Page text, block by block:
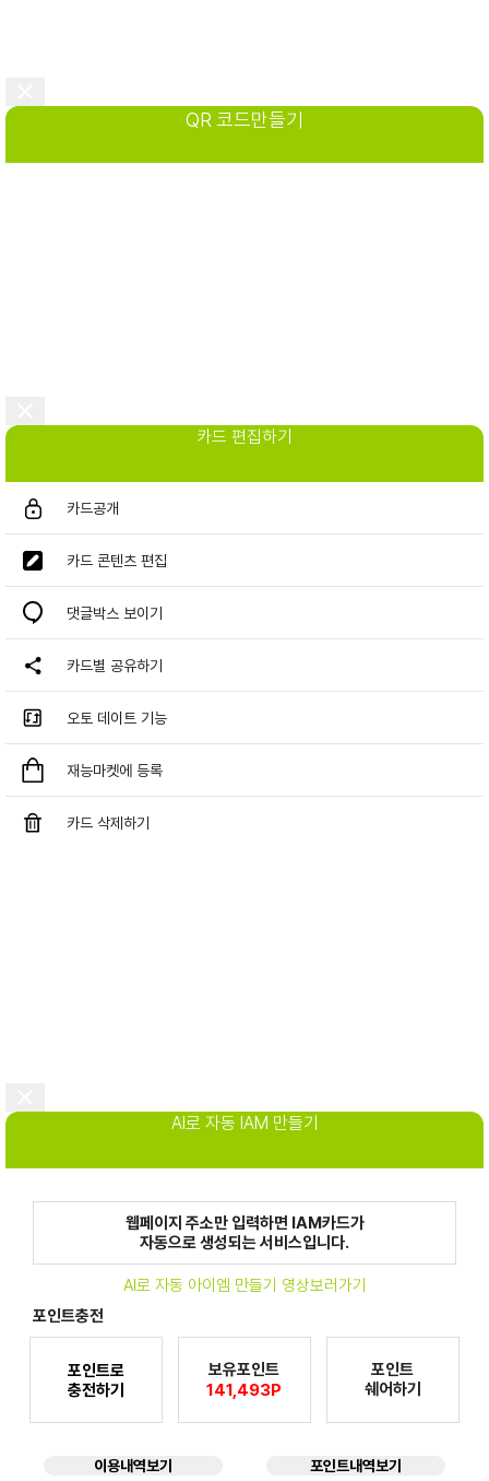
QR 코드만들기
카드 편집하기
카드공개
카드 콘텐츠 편집
댓글박스 보이기
카드별 공유하기
오토 데이트 기능
재능마켓에 등록
카드 삭제하기
AI로 자동 IAM 만들기
웹페이지 주소만 입력하면 IAM카드가
자동으로 생성되는 서비스입니다.
AI로 자동 아이엠 만들기 영상보러가기
포인트충전
포인트로
충전하기
보유포인트
141,493P
포인트
쉐어하기
이용내역보기 포인트내역보기